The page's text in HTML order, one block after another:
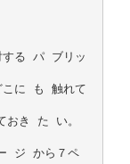
る パ ブリッ
に も 触れて
き た い。
ジ から７ペ